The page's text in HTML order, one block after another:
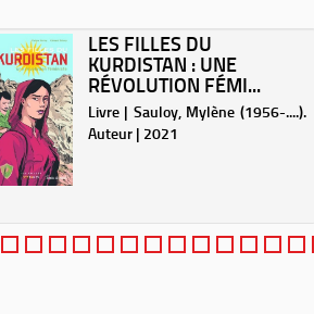
l'auteure de La...
LES FILLES DU
KURDISTAN : UNE
RÉVOLUTION FÉMI...
Livre | Sauloy, Mylène (1956-....).
Auteur | 2021